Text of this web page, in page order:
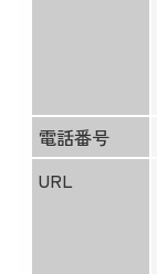
電話番号
URL